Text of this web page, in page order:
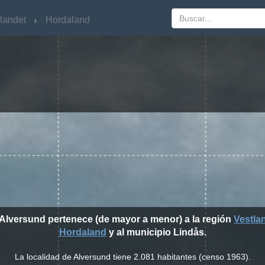
Hordaland
pertenece (de mayor a menor) a la región
Hordaland y al municipio Lindås.
La localidad de Alversund tiene 2.081 habitantes (censo 1963).
Hordaland